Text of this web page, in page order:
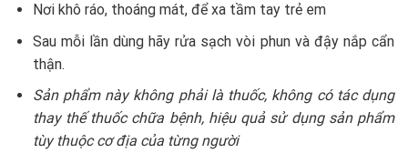
Nơi khô ráo, thoáng mát, để xa tầm tay trẻ em
Sau mỗi lần dùng hãy rửa sạch vòi phun và đậy nắp cẩn
thận.
Sản phẩm này không phải là thuốc, không có tác dụng
thay thế thuốc chữa bệnh, hiệu quả sử dụng sản phẩm
tùy thuộc cơ địa của từng người